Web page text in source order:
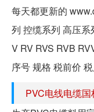
每天都更新的
列 控缆系列 高压
V RV RVS RVB
序号 规格 税前价
PVC电线电缆